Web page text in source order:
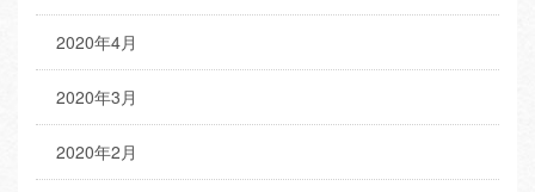
2020年4月
2020年3月
2020年2月